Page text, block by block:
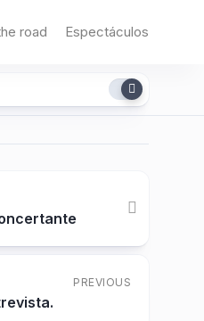
road Espectáculos
PREVIOUS